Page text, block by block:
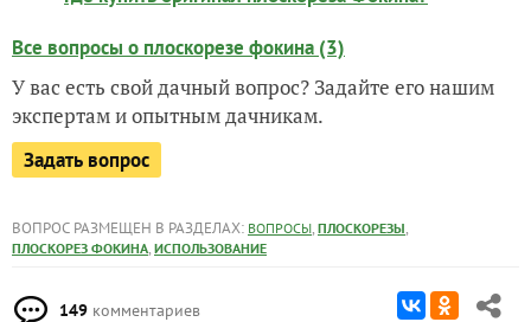
Все вопросы о плоскорезе фокина (3)
У вас есть свой дачный вопрос? Задайте его нашим
экспертам и опытным дачникам.
Задать вопрос
ВОПРОС РАЗМЕЩЕН В РАЗДЕЛАХ: ВОПРОСЫ, ПЛОСКОРЕЗЫ,
ПЛОСКОРЕЗ ФОКИНА, ИСПОЛЬЗОВАНИЕ
149 комментариев